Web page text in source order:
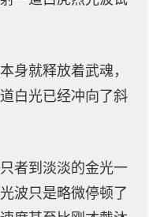
身就释放着武魂，
白光已经冲向了斜
者到淡淡的金光一
波只是略微停顿了